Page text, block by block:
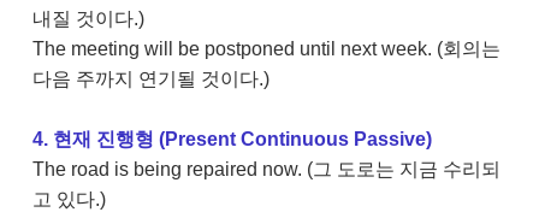
내질 것이다.)
The meeting will be postponed until next week. (회의는
다음 주까지 연기될 것이다.)
4. 현재 진행형 (Present Continuous Passive)
The road is being repaired now. (그 도로는 지금 수리되
고 있다.)